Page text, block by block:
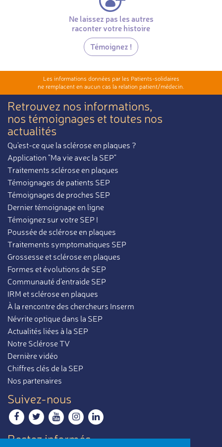
Ne laissez pas les autres
raconter votre histoire
Témoignez !
Les informations données par les Patients-solidaires
ne remplacent en aucun cas la relation patient/médecin.
Retrouvez nos informations,
nos témoignages et toutes nos
actualités
Qu'est-ce que la sclérose en plaques ?
Application "Ma vie avec la SEP"
Traitements sclérose en plaques
Témoignages de patients SEP
Témoignages de proches SEP
Dernier témoignage en ligne
Témoignez sur votre SEP !
Poussée de sclérose en plaques
Traitements symptomatiques SEP
Grossesse et sclérose en plaques
Formes et évolutions de SEP
Communauté d'entraide SEP
IRM et sclérose en plaques
À la rencontre des chercheurs Inserm
Névrite optique dans la SEP
Actualités liées à la SEP
Notre Sclérose TV
Dernière vidéo
Chiffres clés de la SEP
Nos partenaires
Suivez-nous
Restez informés